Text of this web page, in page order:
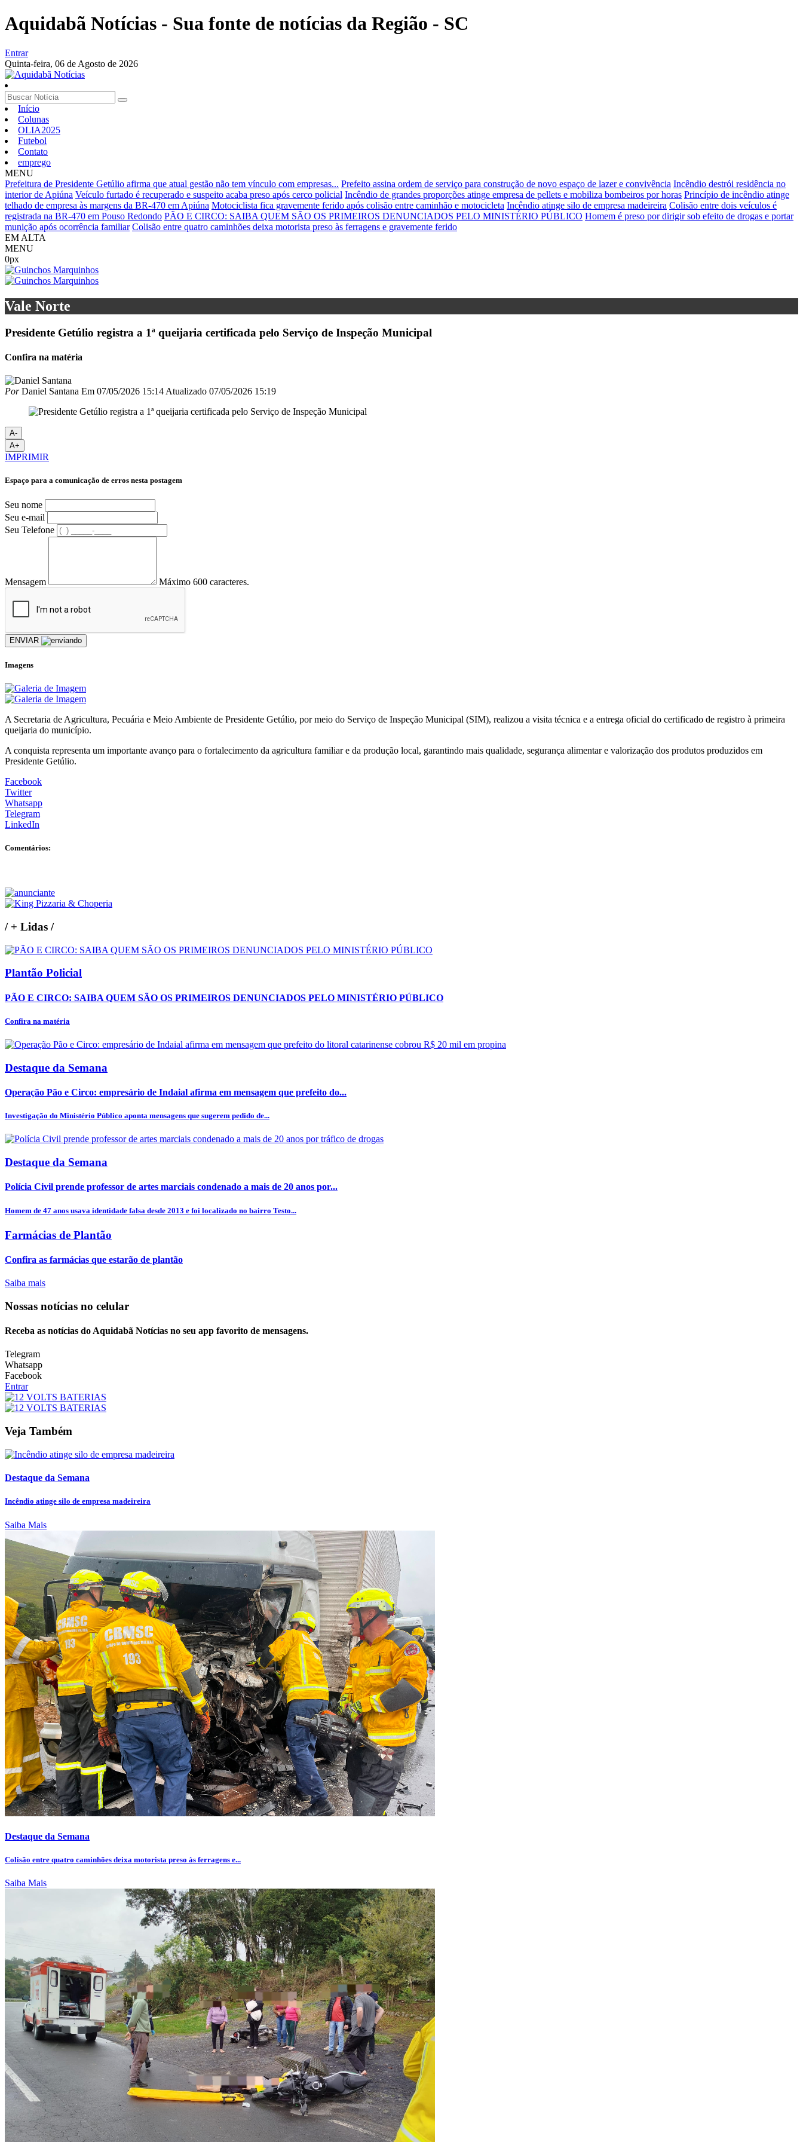
Aquidabã Notícias - Sua fonte de notícias da Região - SC
Entrar
Quinta-feira, 06 de Agosto de 2026
Início
Colunas
OLIA2025
Futebol
Contato
emprego
MENU
Prefeitura de Presidente Getúlio afirma que atual gestão não tem vínculo com empresas... Prefeito assina ordem de serviço para construção de novo espaço de lazer e convivência Incêndio destrói residência no
interior de Apiúna Veículo furtado é recuperado e suspeito acaba preso após cerco policial Incêndio de grandes proporções atinge empresa de pellets e mobiliza bombeiros por horas Princípio de incêndio atinge
telhado de empresa às margens da BR-470 em Apiúna Motociclista fica gravemente ferido após colisão entre caminhão e motocicleta Incêndio atinge silo de empresa madeireira Colisão entre dois veículos é
registrada na BR-470 em Pouso Redondo PÃO E CIRCO: SAIBA QUEM SÃO OS PRIMEIROS DENUNCIADOS PELO MINISTÉRIO PÚBLICO Homem é preso por dirigir sob efeito de drogas e portar
munição após ocorrência familiar Colisão entre quatro caminhões deixa motorista preso às ferragens e gravemente ferido
EM ALTA
MENU
0px
Vale Norte
Presidente Getúlio registra a 1ª queijaria certificada pelo Serviço de Inspeção Municipal
Confira na matéria
PorDaniel Santana Em 07/05/2026 15:14 Atualizado 07/05/2026 15:19
A-
A+
IMPRIMIR
Espaço para a comunicação de erros nesta postagem
Seu nome
Seu e-mail
Seu Telefone
Mensagem Máximo 600 caracteres.
ENVIAR
Imagens
A Secretaria de Agricultura, Pecuária e Meio Ambiente de Presidente Getúlio, por meio do Serviço de Inspeção Municipal (SIM), realizou a visita técnica e a entrega oficial do certificado de registro à primeira
queijaria do município.
A conquista representa um importante avanço para o fortalecimento da agricultura familiar e da produção local, garantindo mais qualidade, segurança alimentar e valorização dos produtos produzidos em
Presidente Getúlio.
Facebook
Twitter
Whatsapp
Telegram
LinkedIn
Comentários:
/+ Lidas /
Plantão Policial
PÃO E CIRCO: SAIBA QUEM SÃO OS PRIMEIROS DENUNCIADOS PELO MINISTÉRIO PÚBLICO
Confira na matéria
Destaque da Semana
Operação Pão e Circo: empresário de Indaial afirma em mensagem que prefeito do...
Investigação do Ministério Público aponta mensagens que sugerem pedido de...
Destaque da Semana
Polícia Civil prende professor de artes marciais condenado a mais de 20 anos por...
Homem de 47 anos usava identidade falsa desde 2013 e foi localizado no bairro Testo...
Farmácias de Plantão
Confira as farmácias que estarão de plantão
Saiba mais
Nossas notícias no celular
Receba as notícias do Aquidabã Notícias no seu app favorito de mensagens.
Telegram
Whatsapp
Facebook
Entrar
Veja Também
Destaque da Semana
Incêndio atinge silo de empresa madeireira
Saiba Mais
Destaque da Semana
Colisão entre quatro caminhões deixa motorista preso às ferragens e...
Saiba Mais